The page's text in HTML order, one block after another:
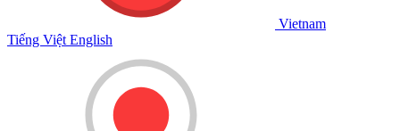
Vietnam
Tiếng Việt English